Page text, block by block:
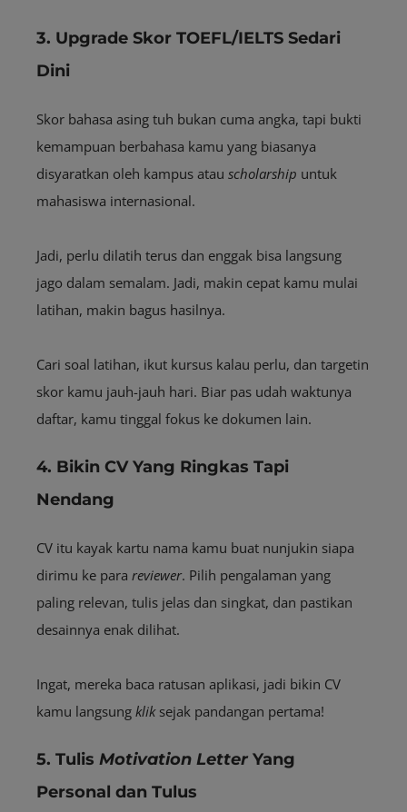
3. Upgrade Skor TOEFL/IELTS Sedari
Dini
Skor bahasa asing tuh bukan cuma angka, tapi bukti
kemampuan berbahasa kamu yang biasanya
disyaratkan oleh kampus atau scholarship untuk
mahasiswa internasional.
Jadi, perlu dilatih terus dan enggak bisa langsung
jago dalam semalam. Jadi, makin cepat kamu mulai
latihan, makin bagus hasilnya.
Cari soal latihan, ikut kursus kalau perlu, dan targetin
skor kamu jauh-jauh hari. Biar pas udah waktunya
daftar, kamu tinggal fokus ke dokumen lain.
4. Bikin CV Yang Ringkas Tapi
Nendang
CV itu kayak kartu nama kamu buat nunjukin siapa
dirimu ke para reviewer. Pilih pengalaman yang
paling relevan, tulis jelas dan singkat, dan pastikan
desainnya enak dilihat.
Ingat, mereka baca ratusan aplikasi, jadi bikin CV
kamu langsung kliksejak pandangan pertama!
5. Tulis Motivation Letter Yang
Personal dan Tulus